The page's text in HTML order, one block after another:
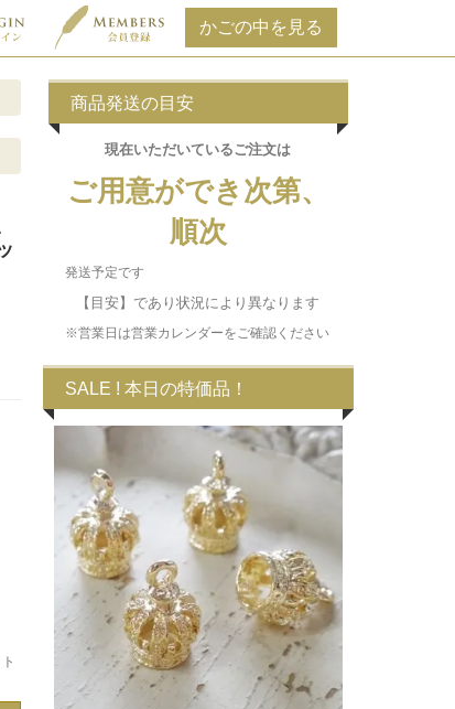
商品発送の目安
現在いただいているご注文は
ご用意ができ次第、
順次
発送予定です
【目安】であり状況により異なります
※営業日は営業カレンダーをご確認ください
SALE ! 本日の特価品！